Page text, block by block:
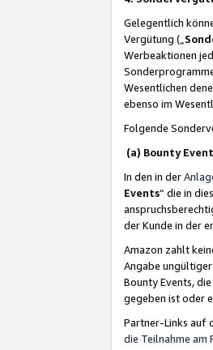
Gelegentlich
Vergütung („
Werbeaktionen
Wesentlichen
ebenso im
Folgende
(a) Bounty
In den in der
Events“ die in
der Kunde in der
Amazon zahlt
Angabe
Bounty Events,
gegeben ist oder
Partner-Links auf
die Teilnahme am